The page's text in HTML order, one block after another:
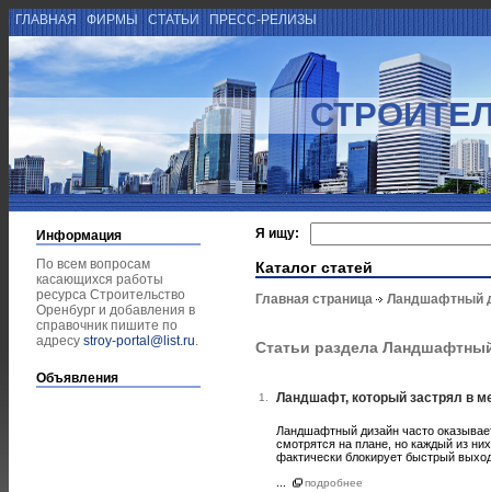
ГЛАВНАЯ ФИРМЫ СТАТЬИ ПРЕСС-РЕЛИЗЫ
Информация
По всем вопросам
касающихся работы
ресурса Строительство
Оренбург и добавления в
справочник пишите по
адресу stroy-portal@list.ru.
Объявления
Я ищу:
Каталог статей
Главная страница Ландшафтный
Статьи раздела
1. Ландшафт, который застрял в
Ландшафтный дизайн часто
смотрятся на плане, но каждый из
фактически блокирует быстрый
подробнее